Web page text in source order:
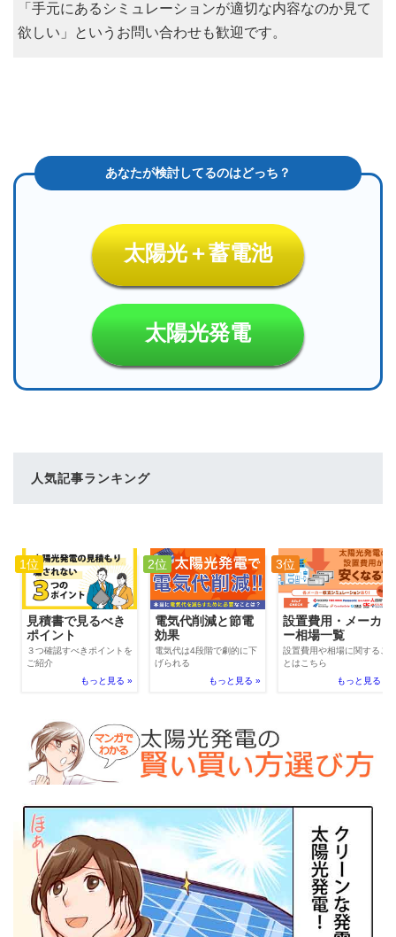
「手元にあるシミュレーションが適切な内容なのか見て
欲しい」というお問い合わせも歓迎です。
太陽光＋蓄電池
太陽光発電
人気記事ランキング
1位
見積書で見るべき
ポイント
３つ確認すべきポイントを
ご紹介
もっと見る »
2位
電気代削減と節電
効果
電気代は4段階で劇的に下
げられる
もっと見る »
3位
設置費用・メーカ
ー相場一覧
設置費用や相場に関するこ
とはこちら
もっと見る »